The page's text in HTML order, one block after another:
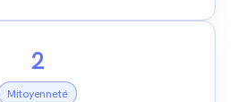
2
Mitoyenneté